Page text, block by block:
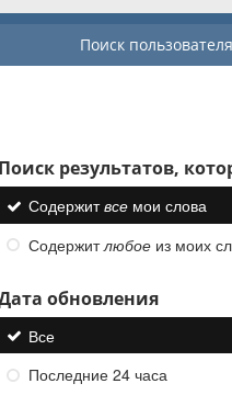
Поиск пользователя
Поиск результатов,
Содержитвсемои слова
Содержитлюбоеиз моих
обновления
Все
Последние 24 часа